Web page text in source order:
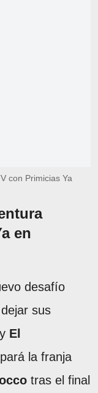
con Primicias Ya
en
desafío
sus
y El
la franja
tras el final